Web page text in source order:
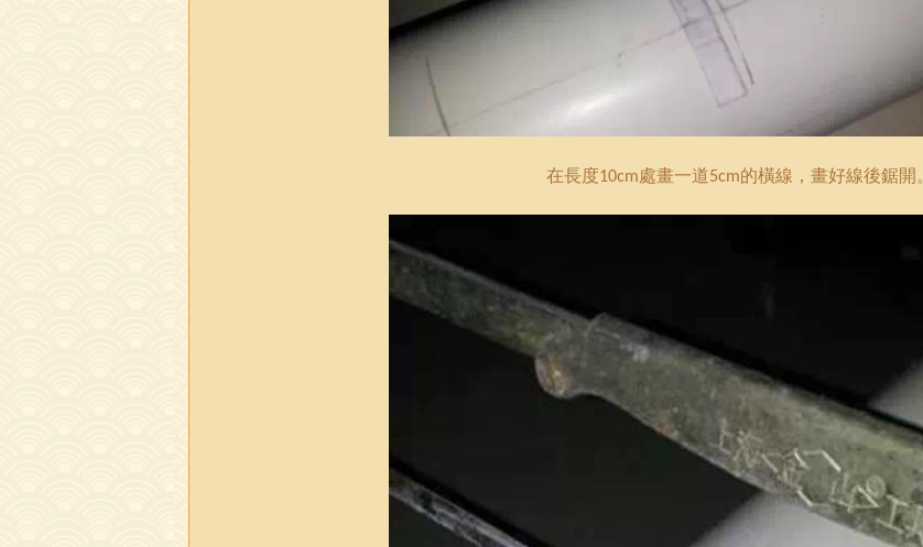
在長度10cm處畫一道5cm的橫線，畫好線後鋸開。